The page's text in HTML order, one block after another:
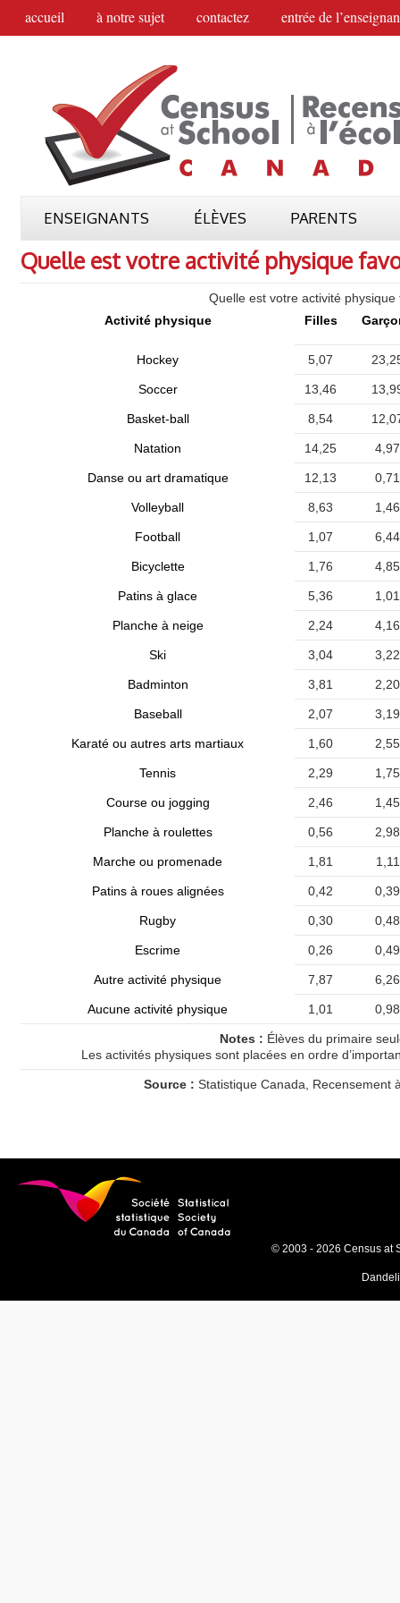
accueil à notre sujet contactez entrée de
ENSEIGNANTS ÉLÈVES PARENTS
Quelle est votre activité physique
Quelle est votre activité physique
Activité physique
Filles
Hockey 5,07
Soccer 13,46
Basket-ball 8,54
Natation 14,25 4,97
Danse ou art dramatique 12,13 0,71
Volleyball 8,63 1,46
Football 1,07 6,44
Bicyclette 1,76 4,85
Patins à glace 5,36 1,01
Planche à neige 2,24 4,16
Ski 3,04 3,22
Badminton 3,81 2,20
Baseball 2,07 3,19
Karaté ou autres arts martiaux 1,60 2,55
Tennis 2,29 1,75
Course ou jogging 2,46 1,45
Planche à roulettes 0,56 2,98
Marche ou promenade 1,81 1,11
Patins à roues alignées 0,42 0,39
Rugby 0,30 0,48
Escrime 0,26 0,49
Autre activité physique 7,87 6,26
Aucune activité physique 1,01 0,98
Notes : Élèves du primaire
Les activités physiques sont placées en ordre
Source : Statistique Canada, Recensement
© 2003 - 2026 Census at